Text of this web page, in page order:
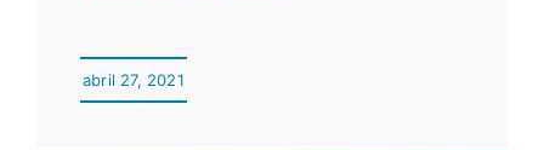
abril 27, 2021